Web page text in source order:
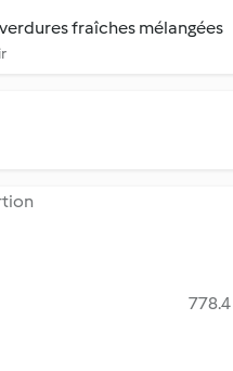
fraîches mélangées